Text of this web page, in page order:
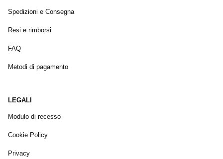
Spedizioni e Consegna
Resi e rimborsi
FAQ
Metodi di pagamento
LEGALI
Modulo di recesso
Cookie Policy
Privacy